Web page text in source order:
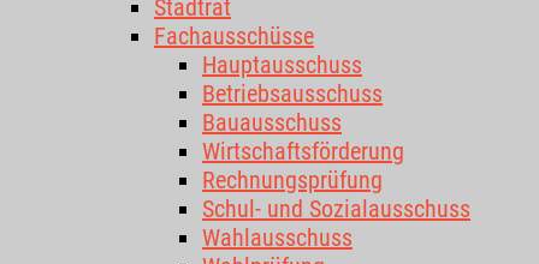
Stadtrat
Fachausschüsse
Hauptausschuss
Betriebsausschuss
Bauausschuss
Wirtschaftsförderung
Rechnungsprüfung
Schul- und Sozialausschuss
Wahlausschuss